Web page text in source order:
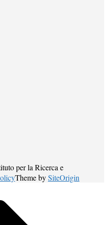
per la Ricerca e
Theme bySiteOrigin